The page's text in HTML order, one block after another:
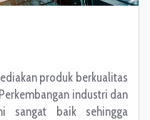
produk berkualitas
industri dan
sangat baik sehingga